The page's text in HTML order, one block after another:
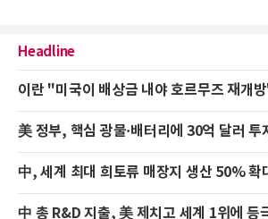
Headline
이란 "미국이 배상금 내야 호르무즈 재개
美 정부, 핵심 광물·배터리에 30억 달러 투
中, 세계 최대 희토류 매장지 생산 50% 확
中 총 R&D 지출, 美 제치고 세계 1위에 등